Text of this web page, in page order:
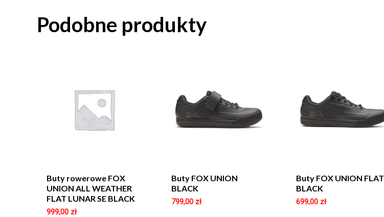
Podobne produkty
Buty rowerowe FOX
UNION ALL WEATHER
FLAT LUNAR SE BLACK
999,00 zł
Buty FOX UNION
BLACK
799,00 zł
Buty FOX UNION FLAT
BLACK
699,00 zł